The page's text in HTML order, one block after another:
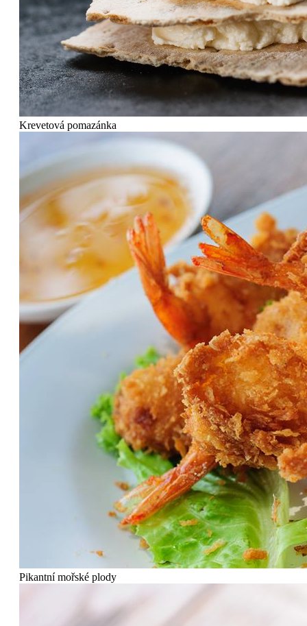
Krevetová pomazánka
Pikantní mořské plody